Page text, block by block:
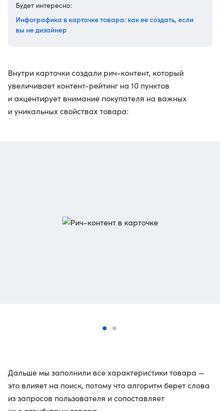
Будет интересно:
Инфографика в карточке товара: как ее создать, если
вы не дизайнер
Внутри карточки создали рич-контент, который
увеличивает контент-рейтинг на 10 пунктов
и акцентирует внимание покупателя на важных
и уникальных свойствах товара:
Дальше мы заполнили все характеристики товара —
это влияет на поиск, потому что алгоритм берет слова
из запросов пользователя и сопоставляет